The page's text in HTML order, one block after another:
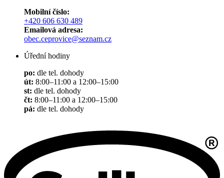
Mobilní číslo:
+420 606 630 489
Emailová adresa:
obec.ceprovice@seznam.cz
Úřední hodiny
po: dle tel. dohody
út: 8:00–11:00 a 12:00–15:00
st: dle tel. dohody
čt: 8:00–11:00 a 12:00–15:00
pá: dle tel. dohody